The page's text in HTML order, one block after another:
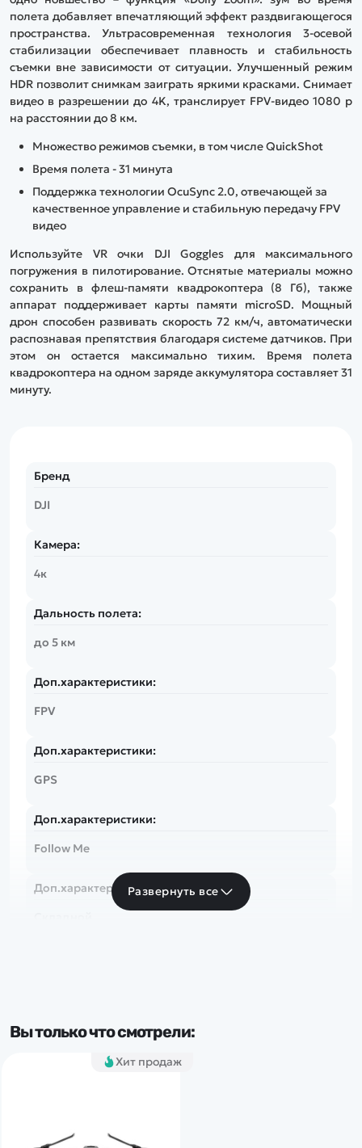
полета добавляет впечатляющий эффект раздвигающегося
пространства. Ультрасовременная технология 3-осевой
стабилизации обеспечивает плавность и стабильность
съемки вне зависимости от ситуации. Улучшенный режим
HDR позволит снимкам заиграть яркими красками. Снимает
видео в разрешении до 4K, транслирует FPV-видео 1080 р
на расстоянии до 8 км.
Множество режимов съемки, в том числе QuickShot
Время полета - 31 минута
Поддержка технологии OcuSync 2.0, отвечающей за
качественное управление и стабильную передачу FPV
видео
Используйте VR очки DJI Goggles для максимального
погружения в пилотирование. Отснятые материалы можно
сохранить в флеш-памяти квадрокоптера (8 Гб), также
аппарат поддерживает карты памяти microSD. Мощный
дрон способен развивать скорость 72 км/ч, автоматически
распознавая препятствия благодаря системе датчиков. При
этом он остается максимально тихим. Время полета
квадрокоптера на одном заряде аккумулятора составляет 31
минуту.
Бренд
DJI
Камера:
4к
Дальность полета:
до 5 км
Доп.характеристики:
FPV
Доп.характеристики:
GPS
Доп.характеристики:
Follow Me
Доп.характеристики:Развернуть все
Вы только что смотрели:
Хит продаж